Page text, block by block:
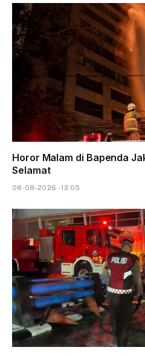
Horor Malam di Bapenda
Selamat
08-08-2026 - 13.05